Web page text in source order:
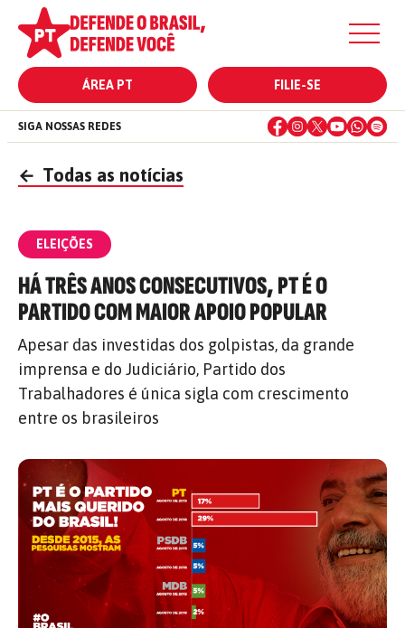
ÁREA PT FILIE-SE
SIGA NOSSAS REDES
← Todas as notícias
ELEIÇÕES
HÁ TRÊS ANOS CONSECUTIVOS, PT É O
PARTIDO COM MAIOR APOIO POPULAR
Apesar das investidas dos golpistas, da grande
imprensa e do Judiciário, Partido dos
Trabalhadores é única sigla com crescimento
entre os brasileiros